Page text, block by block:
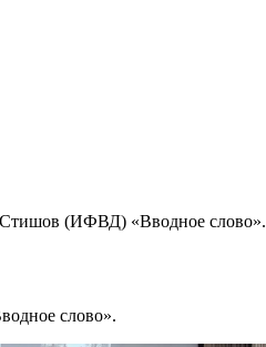
(ИФВД) «Вводное слово».
слово».